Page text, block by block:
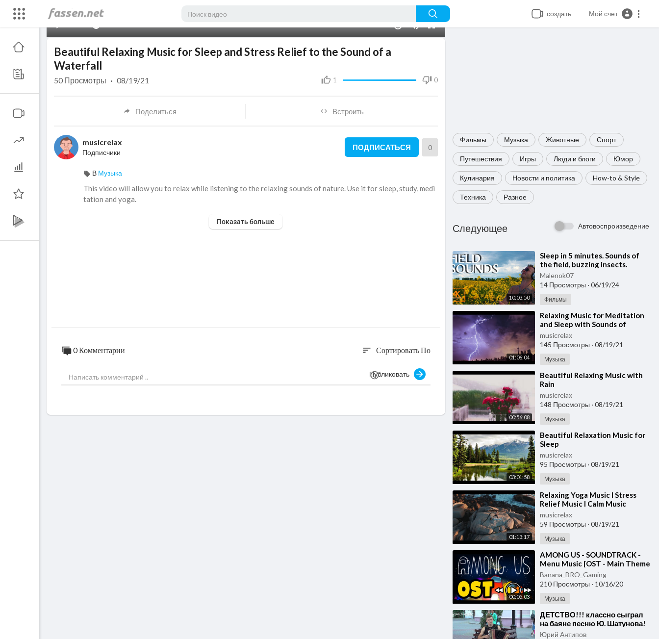
создать Мой счет
Фильмы Музыка Животные Спорт
Путешествия Игры Люди и блоги Юмор
Кулинария Новости и политика How-to & Style
Техника Разное
Следующее Автовоспроизведение
10:03:50
⁣Sleep in 5 minutes. Sounds of
the field, buzzing insects.
Background sounds of nature
for deep relax
Malenok07
14 Просмотры · 06/19/24
Фильмы
01:06:04
⁣Relaxing Music for Meditation
and Sleep with Sounds of
Thunder
musicrelax
145 Просмотры · 08/19/21
Музыка
00:56:08
⁣Beautiful Relaxing Music with
Rain
musicrelax
148 Просмотры · 08/19/21
Музыка
03:01:58
⁣Beautiful Relaxation Music for
Sleep
musicrelax
95 Просмотры · 08/19/21
Музыка
01:13:17
⁣Relaxing Yoga Music I Stress
Relief Music I Calm Music
musicrelax
59 Просмотры · 08/19/21
Музыка
00:05:03
⁣AMONG US - SOUNDTRACK -
Menu Music [OST - Main Theme
Song]
Banana_BRO_Gaming
210 Просмотры · 10/16/20
Музыка
⁣ДЕТСТВО!!! классно сыграл
на баяне песню Ю. Шатунова!
Brest! Street! Music!
Юрий Антипов
Beautiful Relaxing Music for Sleep and Stress Relief to the Sound of a
Waterfall
1 0
50 Просмотры · 08/19/21
Поделиться Встроить
musicrelax
Подписчики
ПОДПИСАТЬСЯ 0
В Музыка
This video will allow you to relax while listening to the relaxing sounds of nature. Use it for sleep, study, medi
tation and yoga.
Показать больше
0 Комментарии sort Сортировать По
Публиковать